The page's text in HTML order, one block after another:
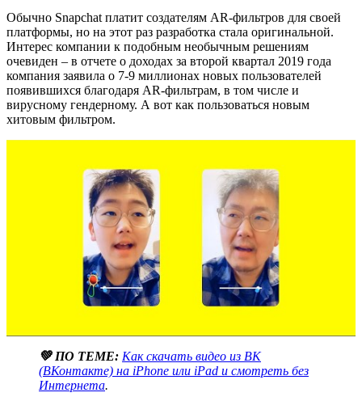
Обычно Snapchat платит создателям AR-фильтров для своей
платформы, но на этот раз разработка стала оригинальной.
Интерес компании к подобным необычным решениям
очевиден – в отчете о доходах за второй квартал 2019 года
компания заявила о 7-9 миллионах новых пользователей
появившихся благодаря AR-фильтрам, в том числе и
вирусному гендерному. А вот как пользоваться новым
хитовым фильтром.
💚 ПО ТЕМЕ: Как скачать видео из ВК
(ВКонтакте) на iPhone или iPad и смотреть без
Интернета.